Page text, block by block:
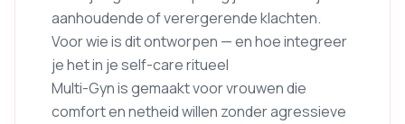
aanhoudende of verergerende klachten.
Voor wie is dit ontworpen — en hoe integreer
je het in je self-care ritueel
Multi-Gyn is gemaakt voor vrouwen die
comfort en netheid willen zonder agressieve